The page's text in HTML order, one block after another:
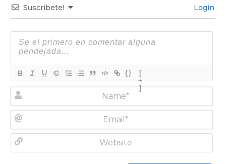
Suscribete! Login
{}
[
+
]
N
a
m
E
m
a